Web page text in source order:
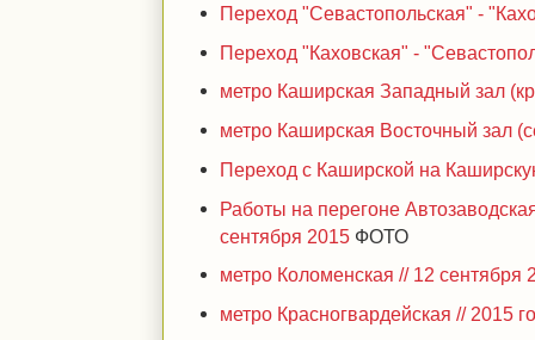
Переход "Севастопольская" -
Переход "Каховская" -
метро Каширская Западный зал
метро Каширская Восточный зал
Переход с Каширской на
Работы на перегоне
сентября 2015 ФОТО
метро Коломенская // 12 сентября
метро Красногвардейская // 2015